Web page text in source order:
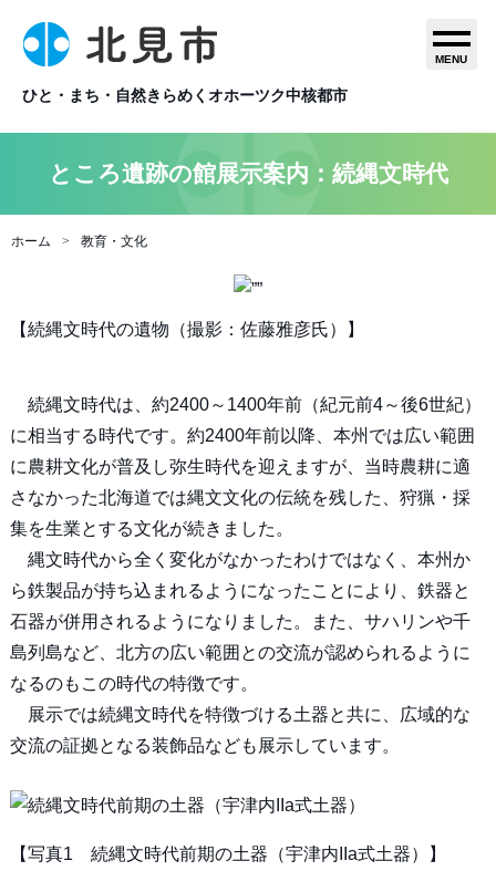
ひと・まち・自然きらめくオホーツク中核都市
MENU
ところ遺跡の館展示案内：続縄文時代
ホーム 教育・文化
【続縄文時代の遺物（撮影：佐藤雅彦氏）】
続縄文時代は、約2400～1400年前（紀元前4～後6世紀）
に相当する時代です。約2400年前以降、本州では広い範囲
に農耕文化が普及し弥生時代を迎えますが、当時農耕に適
さなかった北海道では縄文文化の伝統を残した、狩猟・採
集を生業とする文化が続きました。
縄文時代から全く変化がなかったわけではなく、本州か
ら鉄製品が持ち込まれるようになったことにより、鉄器と
石器が併用されるようになりました。また、サハリンや千
島列島など、北方の広い範囲との交流が認められるように
なるのもこの時代の特徴です。
展示では続縄文時代を特徴づける土器と共に、広域的な
交流の証拠となる装飾品なども展示しています。
【写真1 続縄文時代前期の土器（宇津内IIa式土器）】